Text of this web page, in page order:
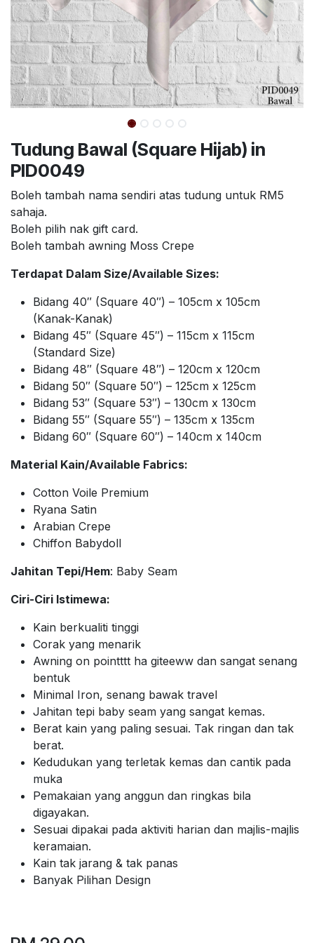
Tudung Bawal (Square Hijab) in
PID0049
Boleh tambah nama sendiri atas tudung untuk RM5
sahaja.
Boleh pilih nak gift card.
Boleh tambah awning Moss Crepe
Terdapat Dalam Size/Available Sizes:
Bidang 40″ (Square 40″) – 105cm x 105cm
(Kanak-Kanak)
Bidang 45″ (Square 45″) – 115cm x 115cm
(Standard Size)
Bidang 48″ (Square 48″) – 120cm x 120cm
Bidang 50″ (Square 50″) – 125cm x 125cm
Bidang 53″ (Square 53″) – 130cm x 130cm
Bidang 55″ (Square 55″) – 135cm x 135cm
Bidang 60″ (Square 60″) – 140cm x 140cm
Material Kain/Available Fabrics:
Cotton Voile Premium
Ryana Satin
Arabian Crepe
Chiffon Babydoll
Jahitan Tepi/Hem: Baby Seam
Ciri-Ciri Istimewa:
Kain berkualiti tinggi
Corak yang menarik
Awning on pointttt ha giteeww dan sangat senang
bentuk
Minimal Iron, senang bawak travel
Jahitan tepi baby seam yang sangat kemas.
Berat kain yang paling sesuai. Tak ringan dan tak
berat.
Kedudukan yang terletak kemas dan cantik pada
muka
Pemakaian yang anggun dan ringkas bila
digayakan.
Sesuai dipakai pada aktiviti harian dan majlis-majlis
keramaian.
Kain tak jarang & tak panas
Banyak Pilihan Design